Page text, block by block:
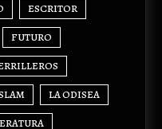
ESCRITOR
FUTURO
LA ODISEA